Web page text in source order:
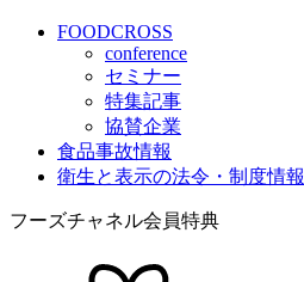
FOODCROSS
conference
セミナー
特集記事
協賛企業
食品事故情報
衛生と表示の法令・制度情報
フーズチャネル会員特典